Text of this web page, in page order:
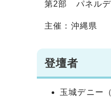
第2部 パネルデ
主催：沖縄県
登壇者
玉城デニー